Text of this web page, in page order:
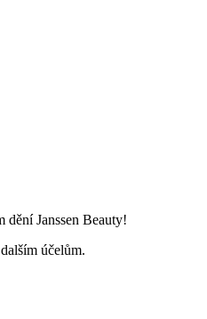
dění Janssen Beauty!
účelům.